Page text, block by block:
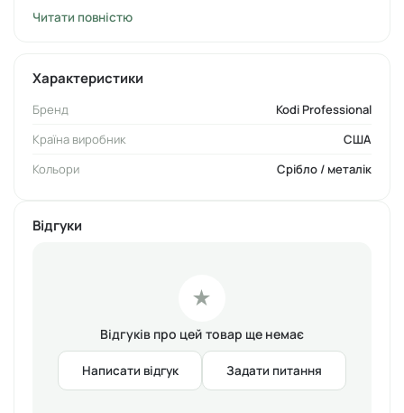
вирішити цю проблему.
аксесуару виконана з міцної, вологостійкої еко-шкіри
наповнювач, який чудово тримає форму. Функціональність
придбання також полягає у його невеликих розмірах.
Розмір: 16x13 см
Читати повністю
Характеристики
Бренд
Kodi Professional
Країна виробник
США
Кольори
Срібло / металік
Відгуки
★
Відгуків про цей товар ще немає
Написати відгук Задати питання